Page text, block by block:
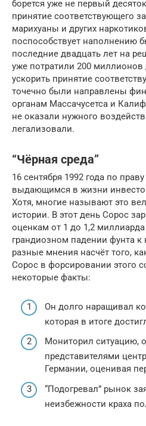
борется уже не первый
принятие соответствующего
марихуаны и других
поспособствует наполнению
последние двадцать лет на
уже потратили 200
ускорить принятие
точечно были направлены
органам Массачусетса и
не оказали нужного
легализовали.
“Чёрная среда”
16 сентября 1992 года по
выдающимся в жизни
Хотя, многие называют это
истории. В этот день Сорос
оценкам от 1 до 1,2
грандиозном падении фунта к
разные мнения насчёт того,
Сорос в форсировании этого
некоторые факты:
Он долго наращивал
которая в итоге
Мониторил ситуацию,
представителями
Германии, оценивая
“Подогревал” рынок
неизбежности краха